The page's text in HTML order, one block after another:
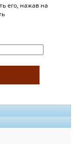
его, нажав на